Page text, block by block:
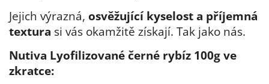
Jejich výrazná, osvěžující kyselost a příjemná
textura si vás okamžitě získají. Tak jako nás.
Nutiva Lyofilizované černé rybíz 100g ve
zkratce: